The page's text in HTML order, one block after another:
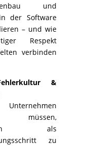
und
der Software
– und wie
Respekt
verbinden
&
müssen,
als
zu